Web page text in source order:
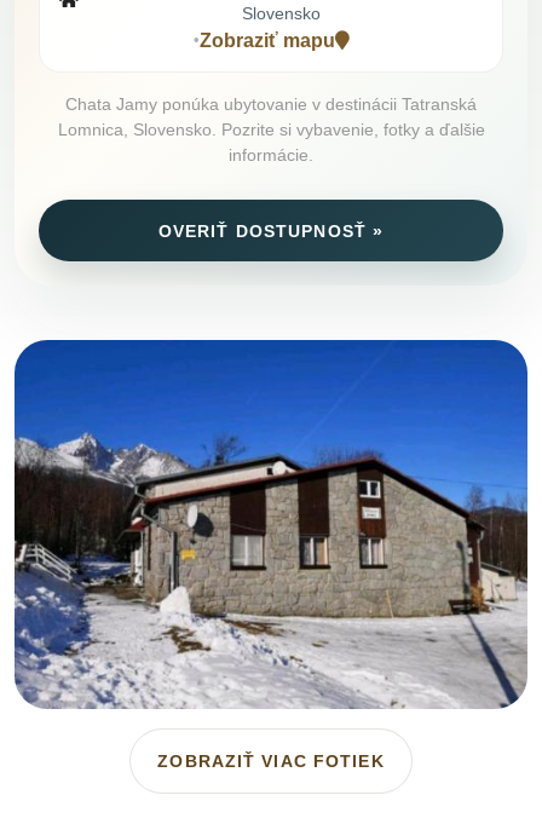
Slovensko
•Zobraziť mapu
Chata Jamy ponúka ubytovanie v destinácii Tatranská
Lomnica, Slovensko. Pozrite si vybavenie, fotky a ďalšie
informácie.
OVERIŤ DOSTUPNOSŤ »
ZOBRAZIŤ VIAC FOTIEK